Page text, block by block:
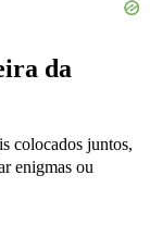
da
colocados juntos,
enigmas ou